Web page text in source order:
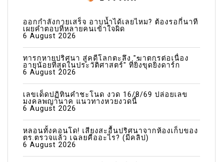
ออกกำลังกายเสร็จ อาบน้ำได้เลยไหม? ต้องรอกี่นาที
เผยคำตอบที่หลายคนเข้าใจผิด
6 August 2026
ทารกหายปริศนา สู่คดีโลกตะลึง "ฆาตกรต่อเนื่อง
อายุน้อยที่สุดในประวัติศาสตร์" ที่ยิ่งขุดยิ่งดาร์ก
6 August 2026
เลขเด็ดปฏิทินคำชะโนด งวด 16/8/69 ปล่อยเลข
มงคลพญานาค แนวทางหวยงวดนี้
6 August 2026
หลอนทั้งคอนโด! เสียงสะอื้นปริศนาจากห้องเก็บของ
ตร.ตรวจแล้ว เฉลยคืออะไร? (มีคลิป)
6 August 2026